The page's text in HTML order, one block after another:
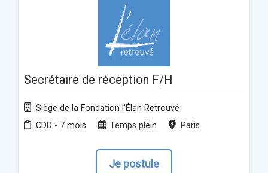
Secrétaire de réception F/H
Siège de la Fondation l'Élan Retrouvé
CDD - 7 mois
Temps plein Paris
Je postule